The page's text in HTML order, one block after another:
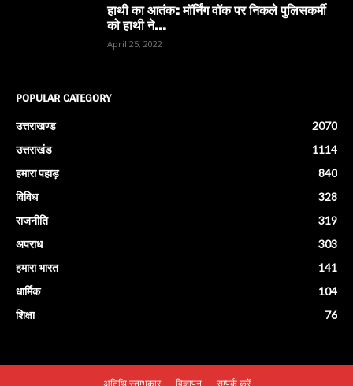
हाथी का आतंक: मॉर्निंग वॉक पर निकले पुलिसकर्मी
को हाथी ने...
April 25, 2022
POPULAR CATEGORY
उत्तराखण्ड
2070
उत्तराखंड
1114
हमारा पहाड़
840
विविध
328
राजनीति
319
अपराध
303
हमारा भारत
141
धार्मिक
104
शिक्षा
76